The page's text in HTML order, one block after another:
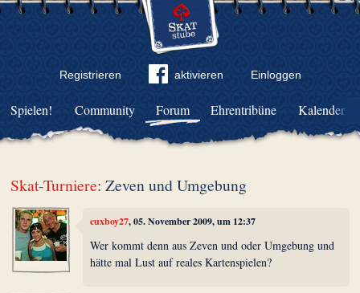
Registrieren aktivieren Einloggen
Community Forum Ehrentribüne Kalender
Spielen!
Skat-Turniere: Zeven und Umgebung
cuxboy27, 05. November 2009, um 12:37
Wer kommt denn aus Zeven und oder Umgebung und
hätte mal Lust auf reales Kartenspielen?